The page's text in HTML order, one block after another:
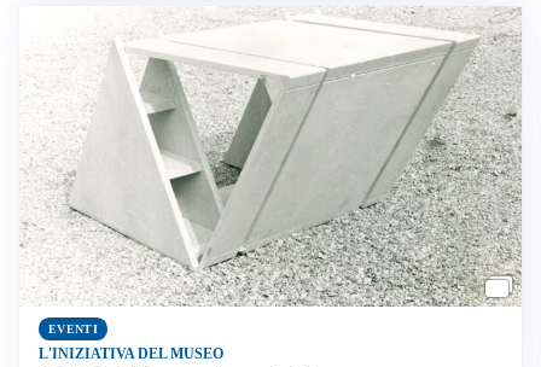
EVENTI
L'INIZIATIVA DEL MUSEO